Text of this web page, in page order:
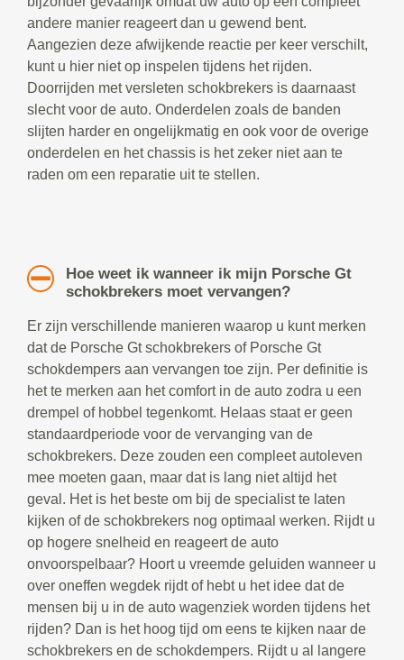
andere manier reageert dan u gewend bent.
Aangezien deze afwijkende reactie per keer verschilt,
kunt u hier niet op inspelen tijdens het rijden.
Doorrijden met versleten schokbrekers is daarnaast
slecht voor de auto. Onderdelen zoals de banden
slijten harder en ongelijkmatig en ook voor de overige
onderdelen en het chassis is het zeker niet aan te
raden om een reparatie uit te stellen.
Hoe weet ik wanneer ik mijn Porsche Gt
schokbrekers moet vervangen?
Er zijn verschillende manieren waarop u kunt merken
dat de Porsche Gt schokbrekers of Porsche Gt
schokdempers aan vervangen toe zijn. Per definitie is
het te merken aan het comfort in de auto zodra u een
drempel of hobbel tegenkomt. Helaas staat er geen
standaardperiode voor de vervanging van de
schokbrekers. Deze zouden een compleet autoleven
mee moeten gaan, maar dat is lang niet altijd het
geval. Het is het beste om bij de specialist te laten
kijken of de schokbrekers nog optimaal werken. Rijdt u
op hogere snelheid en reageert de auto
onvoorspelbaar? Hoort u vreemde geluiden wanneer u
over oneffen wegdek rijdt of hebt u het idee dat de
mensen bij u in de auto wagenziek worden tijdens het
rijden? Dan is het hoog tijd om eens te kijken naar de
schokbrekers en de schokdempers. Rijdt u al langere